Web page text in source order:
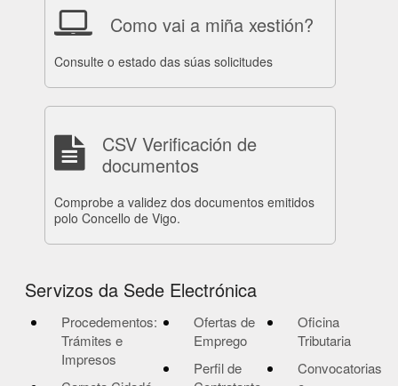
Como vai a miña xestión?
Consulte o estado das súas solicitudes
CSV Verificación de
documentos
Comprobe a validez dos documentos emitidos
polo Concello de Vigo.
Servizos da Sede Electrónica
Procedementos:
Trámites e
Impresos
Ofertas de
Emprego
Perfil de
Oficina
Tributaria
Convocatorias